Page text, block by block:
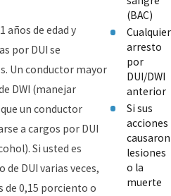
años de edad y
por DUI se
Un conductor mayor
DWI (manejar
un conductor
a cargos por DUI
Si usted es
de DUI varias veces,
de 0,15 porciento o
(BAC)
Cualquier
arresto
por
DUI/DWI
anterior
Si sus
acciones
causaron
lesiones
o la
muerte